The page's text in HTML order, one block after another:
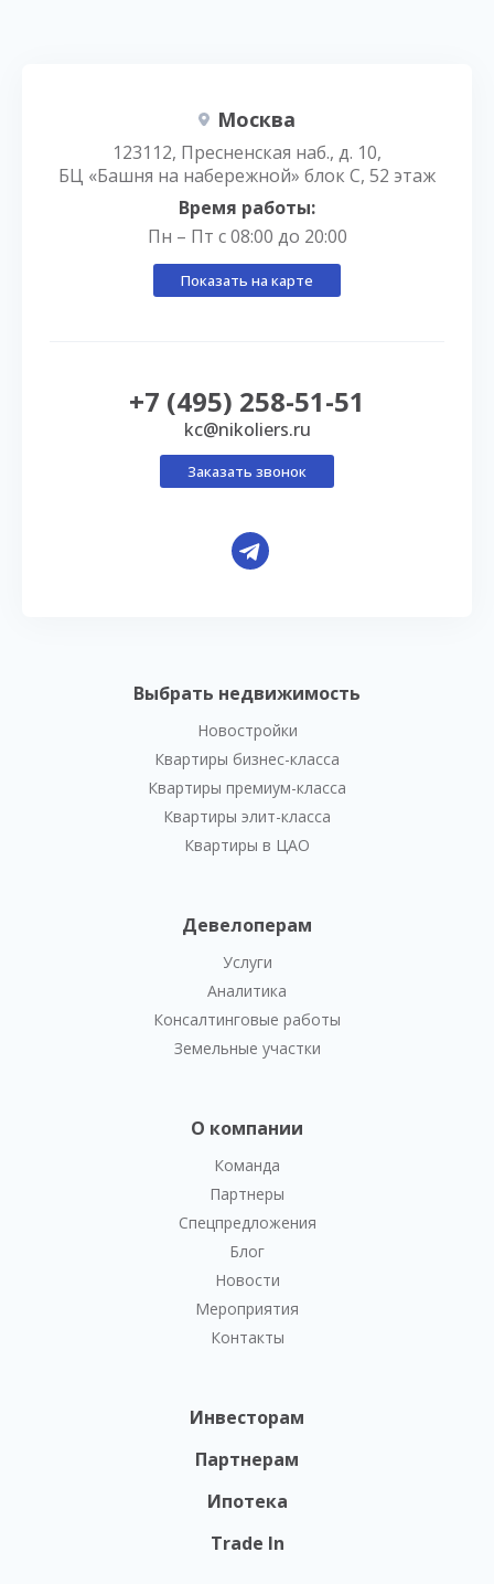
Выбрать недвижимость
Новостройки
Квартиры бизнес-класса
Квартиры премиум-класса
Квартиры элит-класса
Квартиры в ЦАО
Девелоперам
Услуги
Аналитика
Консалтинговые работы
Земельные участки
О компании
Команда
Партнеры
Спецпредложения
Блог
Новости
Мероприятия
Контакты
Инвесторам
Партнерам
Ипотека
Trade In
Москва
123112, Пресненская наб., д. 10,
БЦ «Башня на набережной» блок С, 52 этаж
Время работы:
Пн – Пт с 08:00 до 20:00
Показать на карте
+7 (495) 258-51-51
kc@nikoliers.ru
Заказать звонок